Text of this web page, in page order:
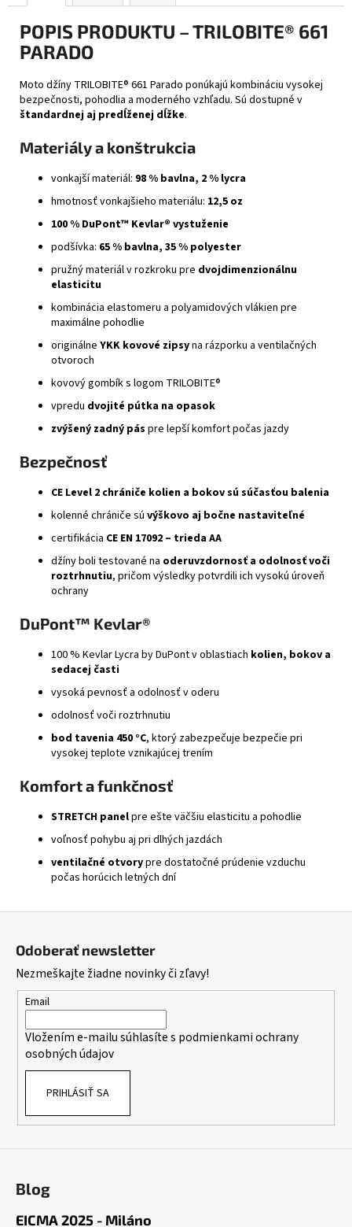
POPIS PRODUKTU – TRILOBITE® 661
PARADO
Moto džíny TRILOBITE® 661 Parado ponúkajú kombináciu vysokej
bezpečnosti, pohodlia a moderného vzhľadu. Sú dostupné v
štandardnej aj predĺženej dĺžke.
Materiály a konštrukcia
vonkajší materiál: 98 % bavlna, 2 % lycra
hmotnosť vonkajšieho materiálu: 12,5 oz
100 % DuPont™ Kevlar® vystuženie
podšívka: 65 % bavlna, 35 % polyester
pružný materiál v rozkroku pre dvojdimenzionálnu
elasticitu
kombinácia elastomeru a polyamidových vlákien pre
maximálne pohodlie
originálne YKK kovové zipsyna rázporku a ventilačných
otvoroch
kovový gombík s logom TRILOBITE®
vpredu dvojité pútka na opasok
zvýšený zadný pás pre lepší komfort počas jazdy
Bezpečnosť
CE Level 2 chrániče kolien a bokov sú súčasťou balenia
kolenné chrániče sú výškovo aj bočne nastaviteľné
certifikácia CE EN 17092 – trieda AA
džíny boli testované na oderuvzdornosť a odolnosť voči
roztrhnutiu, pričom výsledky potvrdili ich vysokú úroveň
ochrany
DuPont™ Kevlar®
100 % Kevlar Lycra by DuPont v oblastiach kolien, bokov a
sedacej časti
vysoká pevnosť a odolnosť v oderu
odolnosť voči roztrhnutiu
bod tavenia 450 °C, ktorý zabezpečuje bezpečie pri
vysokej teplote vznikajúcej trením
Komfort a funkčnosť
STRETCH panelpre ešte väčšiu elasticitu a pohodlie
voľnosť pohybu aj pri dlhých jazdách
ventilačné otvorypre dostatočné prúdenie vzduchu
počas horúcich letných dní
Odoberať newsletter
Nezmeškajte žiadne novinky či zľavy!
Email
Vložením e-mailu súhlasíte s podmienkami ochrany
osobných údajov
PRIHLÁSIŤ SA
Blog
EICMA 2025 - Miláno